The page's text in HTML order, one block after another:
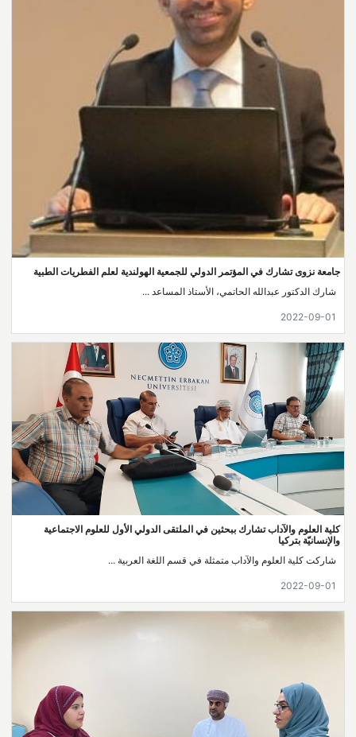
جامعة نزوى تشارك في المؤتمر الدولي للجمعية الهولندية لعلم الفطريات الطبية
شارك الدكتور عبدالله الحاتمي، الأستاذ المساعد ...
2022-09-01
كلية العلوم والآداب تشارك ببحثين في الملتقى الدولي الأول للعلوم الاجتماعية
والإنسانيّة بتركيا
شاركت كلية العلوم والآداب متمثلة في قسم اللغة العربية ...
2022-09-01